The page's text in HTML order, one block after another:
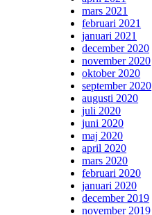
mars 2021
februari 2021
januari 2021
december 2020
november 2020
oktober 2020
september 2020
augusti 2020
juli 2020
juni 2020
maj 2020
april 2020
mars 2020
februari 2020
januari 2020
december 2019
november 2019